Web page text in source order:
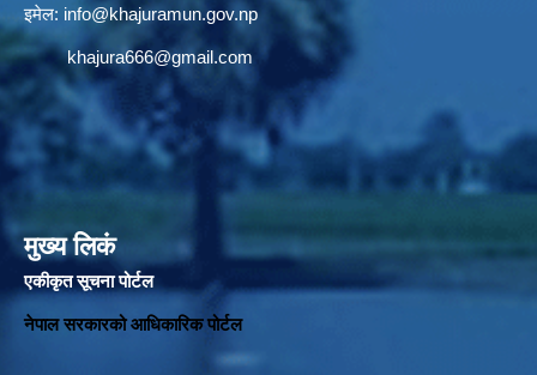
इमेल: info@khajuramun.gov.np
khajura666@gmail.com
मुख्य लिकं
एकीकृत सूचना पोर्टल
नेपाल सरकारको आधिकारिक पोर्टल